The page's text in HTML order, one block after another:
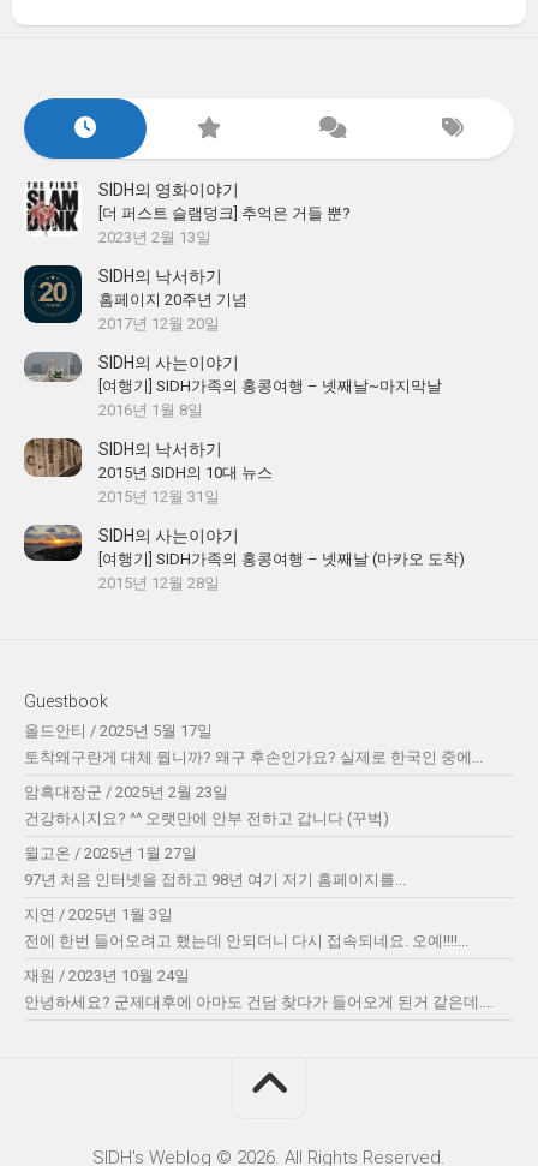
SIDH의 영화이야기
[더 퍼스트 슬램덩크] 추억은 거들 뿐?
2023년 2월 13일
SIDH의 낙서하기
홈페이지 20주년 기념
2017년 12월 20일
SIDH의 사는이야기
[여행기] SIDH가족의 홍콩여행 – 넷째날~마지막날
2016년 1월 8일
SIDH의 낙서하기
2015년 SIDH의 10대 뉴스
2015년 12월 31일
SIDH의 사는이야기
[여행기] SIDH가족의 홍콩여행 – 넷째날 (마카오 도착)
2015년 12월 28일
Guestbook
올드안티 / 2025년 5월 17일
토착왜구란게 대체 뭡니까? 왜구 후손인가요? 실제로 한국인 중에...
암흑대장군 / 2025년 2월 23일
건강하시지요? ^^ 오랫만에 안부 전하고 갑니다 (꾸벅)
윌고온 / 2025년 1월 27일
97년 처음 인터넷을 접하고 98년 여기 저기 홈페이지를...
지연 / 2025년 1월 3일
전에 한번 들어오려고 했는데 안되더니 다시 접속되네요. 오예!!!!...
재원 / 2023년 10월 24일
안녕하세요? 군제대후에 아마도 건담 찾다가 들어오게 된거 같은데....
SIDH′s Weblog © 2026. All Rights Reserved.